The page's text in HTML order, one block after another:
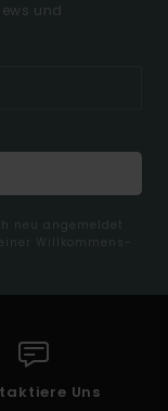
und
neu angemeldet
Willkommens-
Uns